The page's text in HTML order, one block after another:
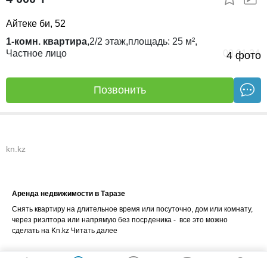
4 фото
Айтеке би, 52
1-комн. квартира,2/2 этаж,площадь: 25 м²,
Частное лицо
09.01.24
Позвонить
kn.kz
Аренда недвижимости в Таразе
Снять квартиру на длительное время или посуточно, дом или комнату,
через риэлтора или напрямую без посрденика - все это можно
сделать на Kn.kz Читать далее